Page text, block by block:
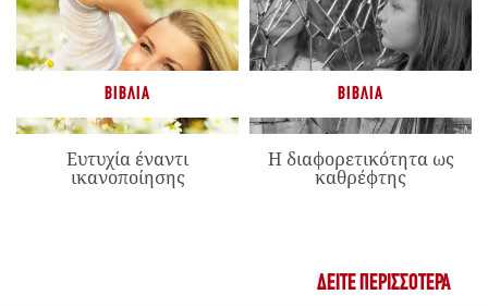
ΒΙΒΛΊΑ
Ευτυχία έναντι
ικανοποίησης
ΒΙΒΛΊΑ
Η διαφορετικότητα ως
καθρέφτης
ΔΕΊΤΕ ΠΕΡΙΣΣΌΤΕΡΑ